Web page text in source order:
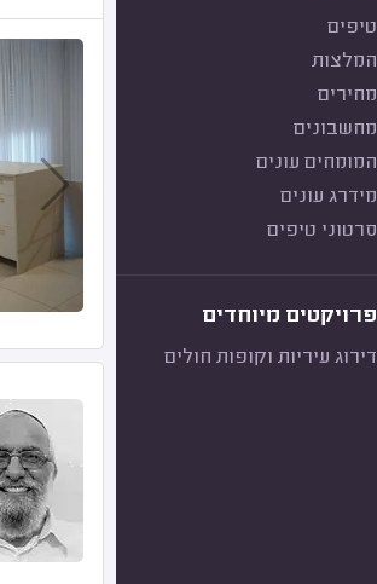
טיפים
המלצות
מחירים
מחשבונים
המומחים עונים
מידרג עונים
סרטוני טיפים
פרויקטים מיוחדים
דירוג עיריות וקופות חולים